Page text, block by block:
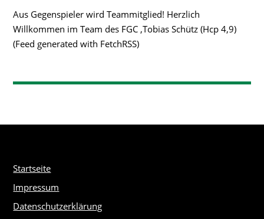
Aus Gegenspieler wird Teammitglied! Herzlich
Willkommen im Team des FGC ,Tobias Schütz (Hcp 4,9)
(Feed generated with FetchRSS)
Startseite
Impressum
Datenschutzerklärung